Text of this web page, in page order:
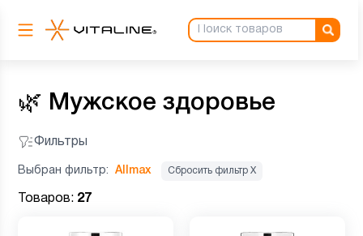
🌿 Мужское здоровье
Фильтры
Выбран фильтр: Allmax Сбросить фильтр Х
Товаров: 27